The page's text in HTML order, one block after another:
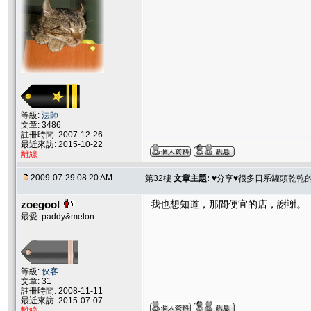
等級: 法師
文章: 3486
註冊時間: 2007-12-26
最近來訪: 2015-10-22
離線
2009-07-29 08:20 AM 第32樓 文章主題: ♥分享♥很多日系罐頭乾乾
zoegool
最愛: paddy&melon
等級: 俠客
文章: 31
註冊時間: 2008-11-11
最近來訪: 2015-07-07
我也想知道，那間便宜的店，謝謝。